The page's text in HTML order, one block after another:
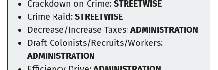
Crackdown on Crime: STREETWISE
Crime Raid: STREETWISE
Decrease/Increase Taxes: ADMINISTRATION
Draft Colonists/Recruits/Workers:
ADMINISTRATION